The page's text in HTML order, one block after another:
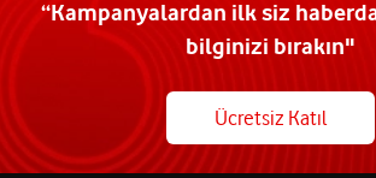
“Kampanyalardan ilk siz
bilginizi bırakın"
Ücretsiz Katıl